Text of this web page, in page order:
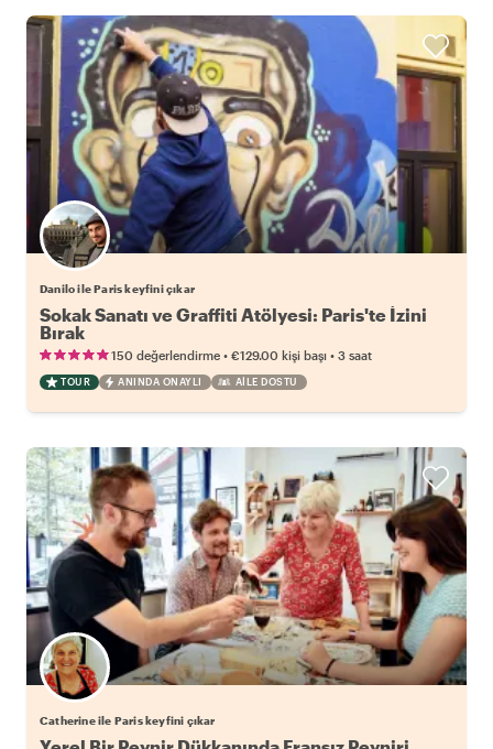
Danilo ile Paris keyfini çıkar
Sokak Sanatı ve Graffiti Atölyesi: Paris'te İzini
Bırak
150 değerlendirme • €129.00 kişi başı • 3 saat
TOUR ANINDA ONAYLI AILE DOSTU
Catherine ile Paris keyfini çıkar